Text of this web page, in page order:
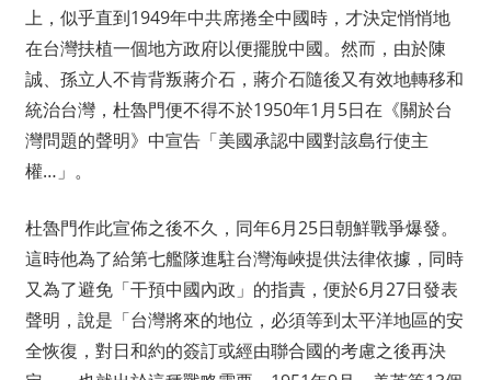
上，似乎直到1949年中共席捲全中國時，才決定悄悄地
在台灣扶植一個地方政府以便擺脫中國。然而，由於陳
誠、孫立人不肯背叛蔣介石，蔣介石隨後又有效地轉移和
統治台灣，杜魯門便不得不於1950年1月5日在《關於台
灣問題的聲明》中宣告「美國承認中國對該島行使主
權…」。
杜魯門作此宣佈之後不久，同年6月25日朝鮮戰爭爆發。
這時他為了給第七艦隊進駐台灣海峽提供法律依據，同時
又為了避免「干預中國內政」的指責，便於6月27日發表
聲明，說是「台灣將來的地位，必須等到太平洋地區的安
全恢復，對日和約的簽訂或經由聯合國的考慮之後再決